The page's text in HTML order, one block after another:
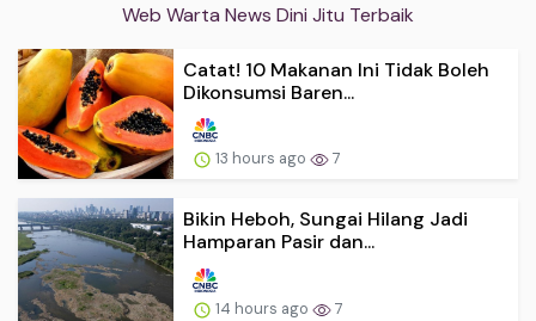
Web Warta News Dini Jitu Terbaik
Catat! 10 Makanan Ini Tidak Boleh
Dikonsumsi Baren...
13 hours ago 7
Bikin Heboh, Sungai Hilang Jadi
Hamparan Pasir dan...
14 hours ago 7